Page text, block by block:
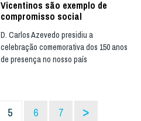
Vicentinos são exemplo de
compromisso social
D. Carlos Azevedo presidiu a
celebração comemorativa dos 150 anos
de presença no nosso país
5 6 7 >